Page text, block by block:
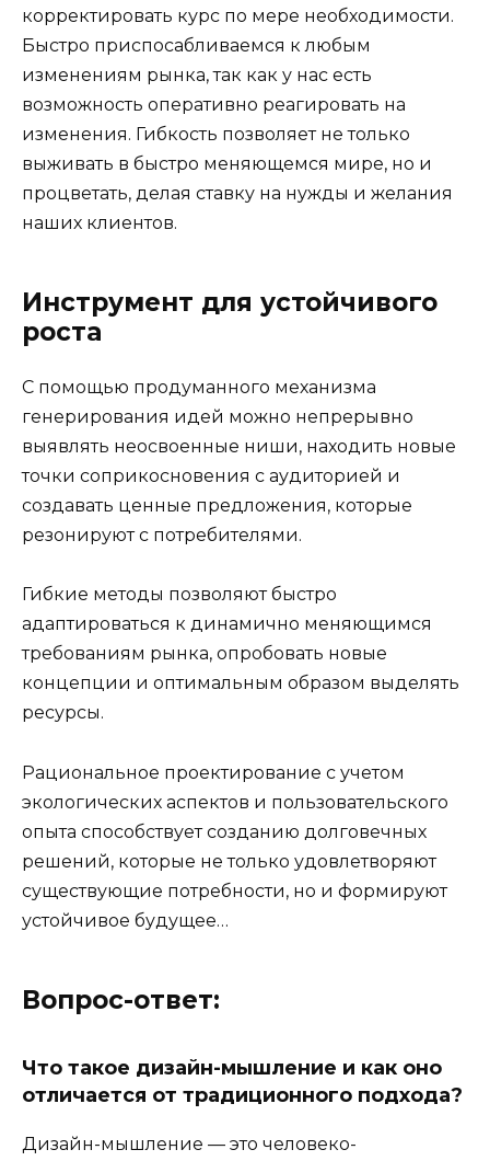
корректировать курс по мере необходимости.
Быстро приспосабливаемся к любым
изменениям рынка, так как у нас есть
возможность оперативно реагировать на
изменения. Гибкость позволяет не только
выживать в быстро меняющемся мире, но и
процветать, делая ставку на нужды и желания
наших клиентов.
Инструмент для устойчивого
роста
С помощью продуманного механизма
генерирования идей можно непрерывно
выявлять неосвоенные ниши, находить новые
точки соприкосновения с аудиторией и
создавать ценные предложения, которые
резонируют с потребителями.
Гибкие методы позволяют быстро
адаптироваться к динамично меняющимся
требованиям рынка, опробовать новые
концепции и оптимальным образом выделять
ресурсы.
Рациональное проектирование с учетом
экологических аспектов и пользовательского
опыта способствует созданию долговечных
решений, которые не только удовлетворяют
существующие потребности, но и формируют
устойчивое будущее…
Вопрос-ответ:
Что такое дизайн-мышление и как оно
отличается от традиционного подхода?
Дизайн-мышление — это человеко-